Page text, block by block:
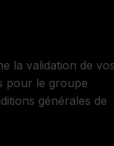
la validation de
pour le groupe
générales de